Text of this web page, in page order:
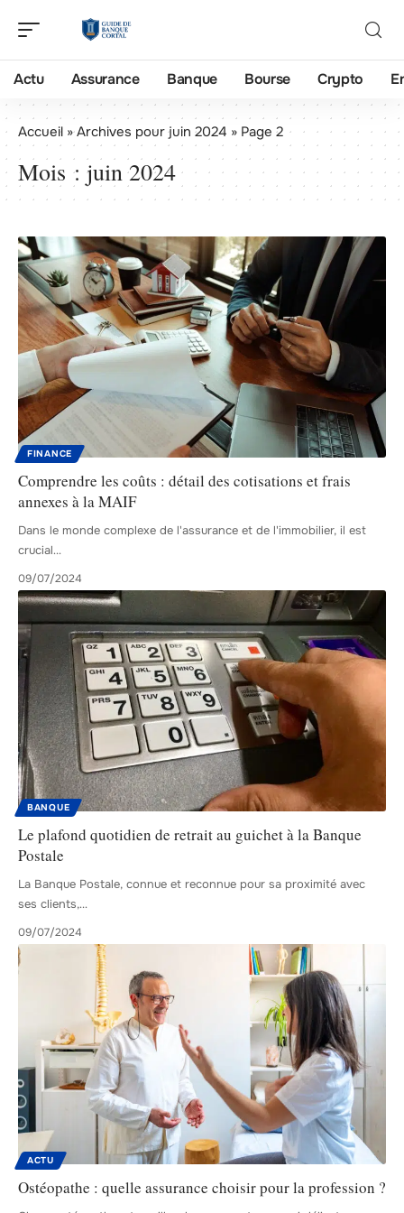
Actu Assurance Banque Bourse Crypto
Accueil »Archives pour juin 2024 » Page 2
Mois : juin 2024
FINANCE
Comprendre les coûts : détail des cotisations et frais
annexes à la MAIF
Dans le monde complexe de l'assurance et de l'immobilier, il est
crucial…
09/07/2024
BANQUE
Le plafond quotidien de retrait au guichet à la Banque
Postale
La Banque Postale, connue et reconnue pour sa proximité avec
ses clients,…
09/07/2024
ACTU
Ostéopathe : quelle assurance choisir pour la profession ?